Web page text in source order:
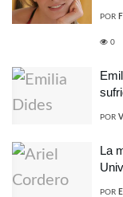
POR
0
POR
La
POR